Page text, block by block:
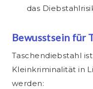
das
Bewusstsein für
Taschendiebstahl
Kleinkriminalität in
werden: